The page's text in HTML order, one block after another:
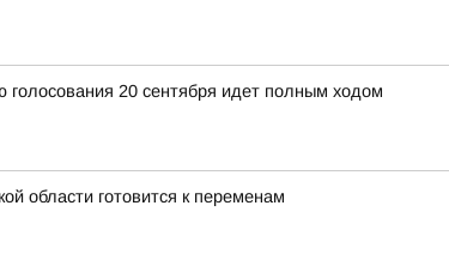
голосования 20 сентября идет полным ходом
области готовится к переменам